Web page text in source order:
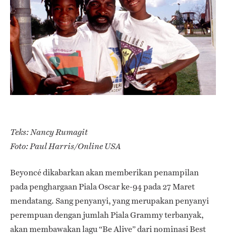
Teks: Nancy Rumagit
Foto: Paul Harris/Online USA
Beyoncé dikabarkan akan memberikan penampilan
pada penghargaan Piala Oscar ke-94 pada 27 Maret
mendatang. Sang penyanyi, yang merupakan penyanyi
perempuan dengan jumlah Piala Grammy terbanyak,
akan membawakan lagu “Be Alive” dari nominasi Best